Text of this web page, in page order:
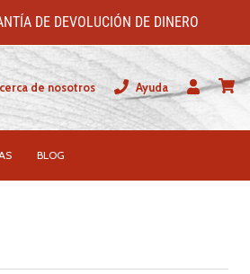
DE DEVOLUCIÓN DE DINERO
de nosotros
Ayuda
Usuario
BLOG